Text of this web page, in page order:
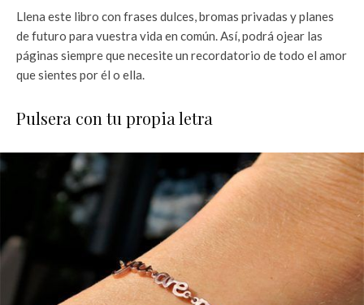
Llena este libro con frases dulces, bromas privadas y planes
de futuro para vuestra vida en común. Así, podrá ojear las
páginas siempre que necesite un recordatorio de todo el amor
que sientes por él o ella.
Pulsera con tu propia letra